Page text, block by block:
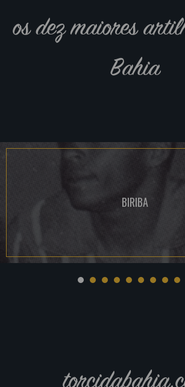
os dez maiores
Bahia
BIRIBA